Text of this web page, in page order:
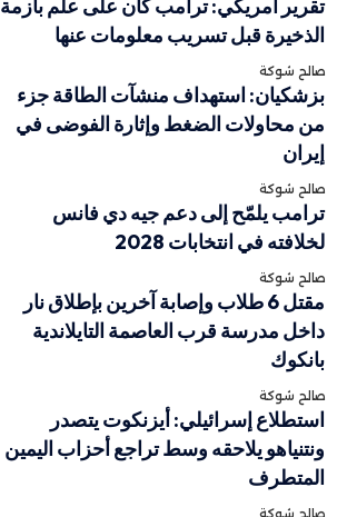
تقرير أمريكي: ترامب كان على علم بأزمة
الذخيرة قبل تسريب معلومات عنها
صالح شوكة
بزشكيان: استهداف منشآت الطاقة جزء
من محاولات الضغط وإثارة الفوضى في
إيران
صالح شوكة
ترامب يلمّح إلى دعم جيه دي فانس
لخلافته في انتخابات 2028
صالح شوكة
مقتل 6 طلاب وإصابة آخرين بإطلاق نار
داخل مدرسة قرب العاصمة التايلاندية
بانكوك
صالح شوكة
استطلاع إسرائيلي: أيزنكوت يتصدر
ونتنياهو يلاحقه وسط تراجع أحزاب اليمين
المتطرف
صالح شوكة